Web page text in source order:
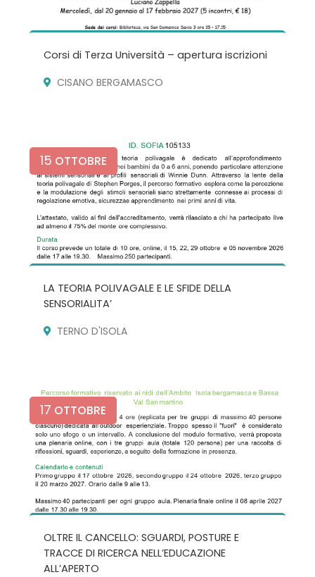
Corsi di Terza Università – apertura iscrizioni
CISANO BERGAMASCO
15 OTTOBRE
LA TEORIA POLIVAGALE E LE SFIDE DELLA
SENSORIALITA’
TERNO D'ISOLA
17 OTTOBRE
OLTRE IL CANCELLO: SGUARDI, POSTURE E
TRACCE DI RICERCA NELL’EDUCAZIONE
ALL’APERTO